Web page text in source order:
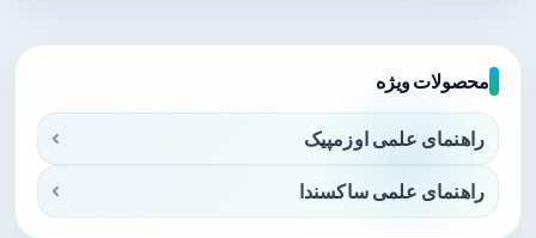
محصولات ویژه
راهنمای علمی اوزمپیک
راهنمای علمی ساکسندا